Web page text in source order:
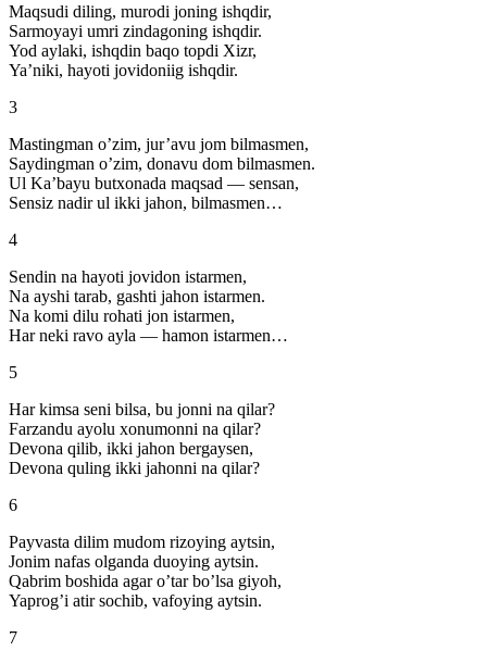
Maqsudi diling, murodi joning ishqdir,
Sarmoyayi umri zindagoning ishqdir.
Yod aylaki, ishqdin baqo topdi Xizr,
Ya’niki, hayoti jovidoniig ishqdir.
3
Mastingman o’zim, jur’avu jom bilmasmen,
Saydingman o’zim, donavu dom bilmasmen.
Ul Ka’bayu butxonada maqsad — sensan,
Sensiz nadir ul ikki jahon, bilmasmen…
4
Sendin na hayoti jovidon istarmen,
Na ayshi tarab, gashti jahon istarmen.
Na komi dilu rohati jon istarmen,
Har neki ravo ayla — hamon istarmen…
5
Har kimsa seni bilsa, bu jonni na qilar?
Farzandu ayolu xonumonni na qilar?
Devona qilib, ikki jahon bergaysen,
Devona quling ikki jahonni na qilar?
6
Payvasta dilim mudom rizoying aytsin,
Jonim nafas olganda duoying aytsin.
Qabrim boshida agar o’tar bo’lsa giyoh,
Yaprog’i atir sochib, vafoying aytsin.
7